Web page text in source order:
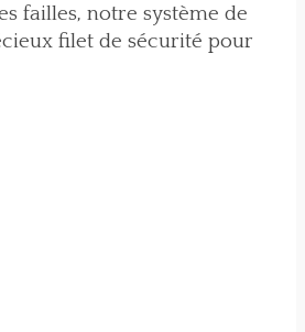
failles, notre système de
filet de sécurité pour